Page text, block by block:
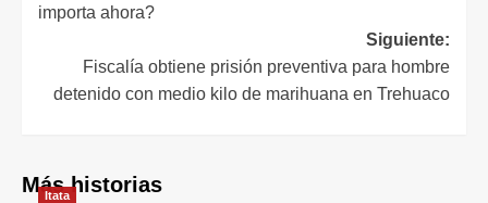
importa ahora?
Siguiente:
Fiscalía obtiene prisión preventiva para hombre
detenido con medio kilo de marihuana en Trehuaco
Más historias
Itata